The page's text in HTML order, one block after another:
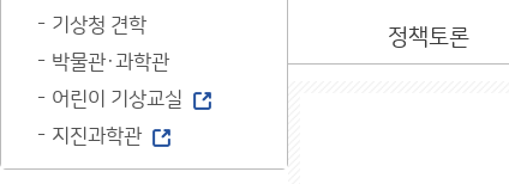
기상청 견학
박물관·과학관
어린이 기상교실
지진과학관
정책토론